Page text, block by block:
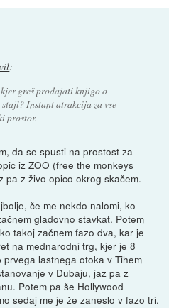
:
greš prodajati knjigo o
Instant atrakcija za vse
prostor.
da se spusti na prostost za
iz ZOO (free the monkeys
pa z živo opico okrog skačem.
če me nekdo nalomi, ko
gladovno stavkat. Potem
takoj začnem fazo dva, kar je
na mednarodni trg, kjer je 8
lastnega otoka v Tihem
v Dubaju, jaz pa z
Potem pa še Hollywood
sedaj me je že zaneslo v fazo tri.